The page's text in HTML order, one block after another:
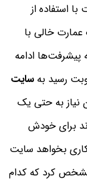
استفاده از
خالی با
پیشرفت‌ها ادامه
رسید به سایت‌
نیاز به حتی یک
برای خودش
بخواهد سایت
کرد که کدام